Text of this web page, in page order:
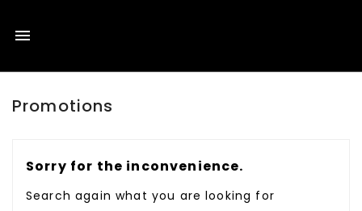

Promotions
Sorry for the inconvenience.
Search again what you are looking for